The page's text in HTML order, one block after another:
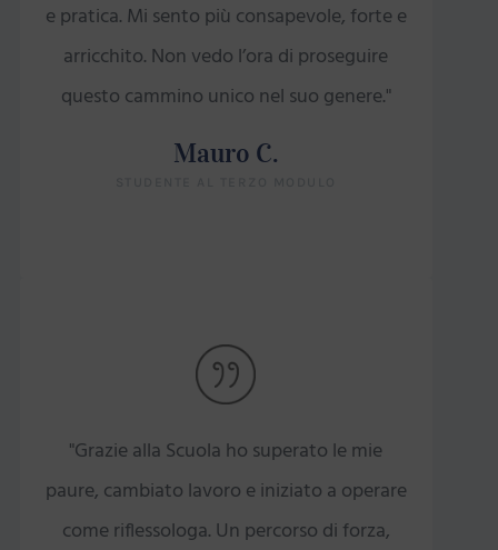
e pratica. Mi sento più consapevole, forte e
arricchito. Non vedo l’ora di proseguire
questo cammino unico nel suo genere."
Mauro C.
"Grazie alla Scuola ho superato le mie
paure, cambiato lavoro e iniziato a operare
come riflessologa. Un percorso di forza,